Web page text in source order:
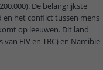
De belangrijkste
en het conflict tussen mens
op leeuwen. Dit land
FIV en TBC) en Namibië